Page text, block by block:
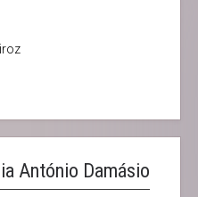
António Damásio